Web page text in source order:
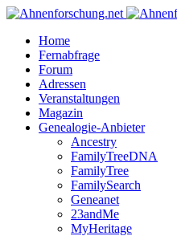
Home
Fernabfrage
Forum
Adressen
Veranstaltungen
Magazin
Genealogie-Anbieter
Ancestry
FamilyTreeDNA
FamilyTree
FamilySearch
Geneanet
23andMe
MyHeritage